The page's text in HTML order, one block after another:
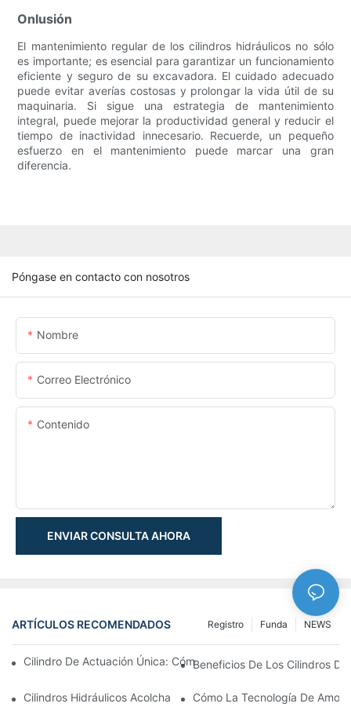
Onlusión
El mantenimiento regular de los cilindros hidráulicos no sólo
es importante; es esencial para garantizar un funcionamiento
eficiente y seguro de su excavadora. El cuidado adecuado
puede evitar averías costosas y prolongar la vida útil de su
maquinaria. Si sigue una estrategia de mantenimiento
integral, puede mejorar la productividad general y reducir el
tiempo de inactividad innecesario. Recuerde, un pequeño
esfuerzo en el mantenimiento puede marcar una gran
diferencia.
Póngase en contacto con nosotros
Nombre
Correo Electrónico
Contenido
ENVIAR CONSULTA AHORA
ARTÍCULOS RECOMENDADOS NEWS
Funda
Registro
Cilindro De Actuación Única: Cómo Funciona & Aplicaciones
Beneficios De Los Cilindros
Cilindros Hidráulicos Acolchados: Impacto Reductor &
Cómo La Tecnología De